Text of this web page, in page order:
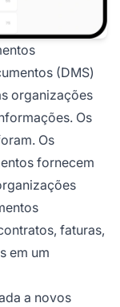
(DMS)
organizações
Os
Os
fornecem
faturas,
em um
a novos